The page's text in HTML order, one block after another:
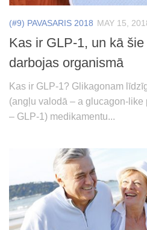
(#9) PAVASARIS 2018 MAY 15,
Kas ir GLP-1, un kā
darbojas organismā
Kas ir GLP-1? Glikagonam
(angļu valodā – a glucagon-
– GLP-1) medikamentu...